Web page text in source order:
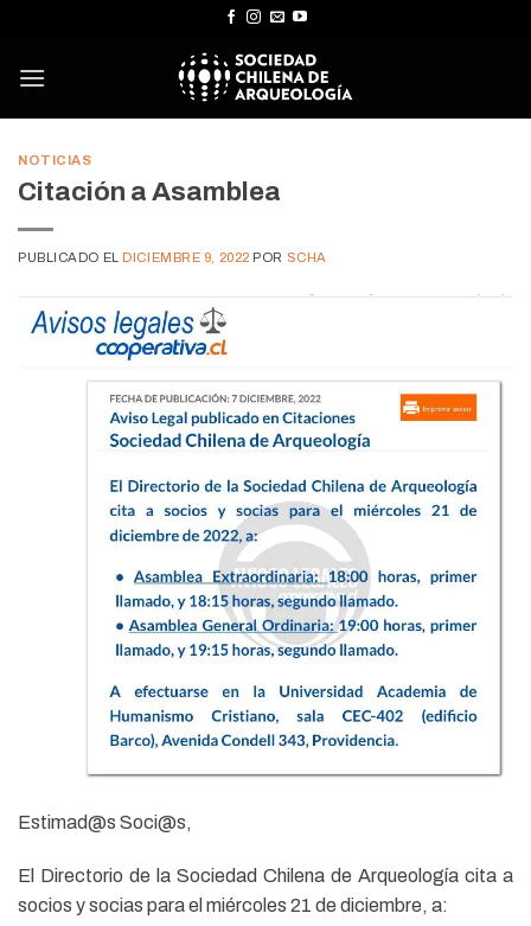
content
NOTICIAS
Citación a Asamblea
PUBLICADO EL DICIEMBRE 9, 2022 POR SCHA
Estimad@s Soci@s,
El Directorio de la Sociedad Chilena de Arqueología cita a
socios y socias para el miércoles 21 de diciembre, a: